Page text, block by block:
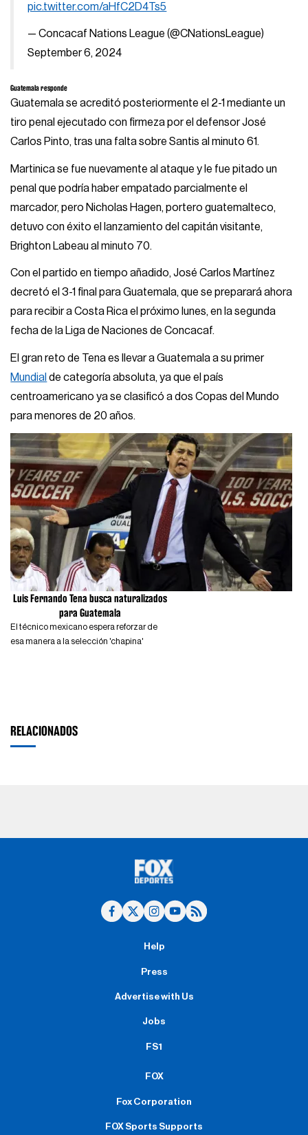
pic.twitter.com/aHfC2D4Ts5
— Concacaf Nations League (@CNationsLeague)
September 6, 2024
Guatemala responde
Guatemala se acreditó posteriormente el 2-1 mediante un
tiro penal ejecutado con firmeza por el defensor José
Carlos Pinto, tras una falta sobre Santis al minuto 61.
Martinica se fue nuevamente al ataque y le fue pitado un
penal que podría haber empatado parcialmente el
marcador, pero Nicholas Hagen, portero guatemalteco,
detuvo con éxito el lanzamiento del capitán visitante,
Brighton Labeau al minuto 70.
Con el partido en tiempo añadido, José Carlos Martínez
decretó el 3-1 final para Guatemala, que se preparará ahora
para recibir a Costa Rica el próximo lunes, en la segunda
fecha de la Liga de Naciones de Concacaf.
El gran reto de Tena es llevar a Guatemala a su primer
Mundial de categoría absoluta, ya que el país
centroamericano ya se clasificó a dos Copas del Mundo
para menores de 20 años.
Luis Fernando Tena busca naturalizados
para Guatemala
El técnico mexicano espera reforzar de
esa manera a la selección 'chapina'
RELACIONADOS
Help
Press
Advertise with Us
Jobs
FS1
FOX
Fox Corporation
FOX Sports Supports